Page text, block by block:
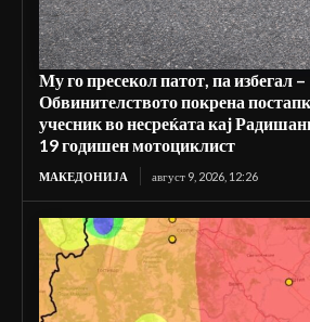
Му го пресекол патот, па избегал –
Обвинителството покрена
учесник во несреќата кај
19 годишен мотоциклист
МАКЕДОНИЈА август 9, 2026, 12:26